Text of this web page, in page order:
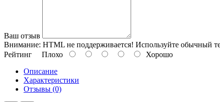
Ваш отзыв
Внимание: HTML не поддерживается! Используйте обычный
Рейтинг Плохо
Хорошо
Описание
Характеристики
Отзывы (0)